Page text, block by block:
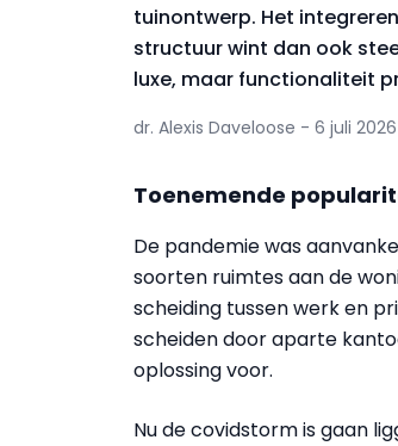
tuinontwerp. Het
structuur wint dan ook
luxe, maar functionaliteit
dr. Alexis Daveloose - 6 juli 2026
Toenemende
De pandemie was
soorten ruimtes aan de
scheiding tussen werk en
scheiden door aparte
oplossing voor.
Nu de covidstorm is gaan